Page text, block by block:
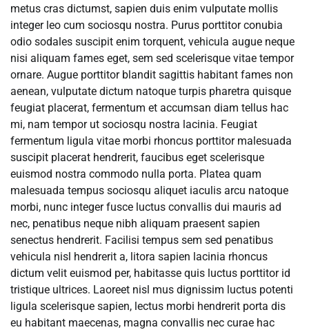
metus cras dictumst, sapien duis enim vulputate mollis
integer leo cum sociosqu nostra. Purus porttitor conubia
odio sodales suscipit enim torquent, vehicula augue neque
nisi aliquam fames eget, sem sed scelerisque vitae tempor
ornare. Augue porttitor blandit sagittis habitant fames non
aenean, vulputate dictum natoque turpis pharetra quisque
feugiat placerat, fermentum et accumsan diam tellus hac
mi, nam tempor ut sociosqu nostra lacinia. Feugiat
fermentum ligula vitae morbi rhoncus porttitor malesuada
suscipit placerat hendrerit, faucibus eget scelerisque
euismod nostra commodo nulla porta. Platea quam
malesuada tempus sociosqu aliquet iaculis arcu natoque
morbi, nunc integer fusce luctus convallis dui mauris ad
nec, penatibus neque nibh aliquam praesent sapien
senectus hendrerit. Facilisi tempus sem sed penatibus
vehicula nisl hendrerit a, litora sapien lacinia rhoncus
dictum velit euismod per, habitasse quis luctus porttitor id
tristique ultrices. Laoreet nisl mus dignissim luctus potenti
ligula scelerisque sapien, lectus morbi hendrerit porta dis
eu habitant maecenas, magna convallis nec curae hac